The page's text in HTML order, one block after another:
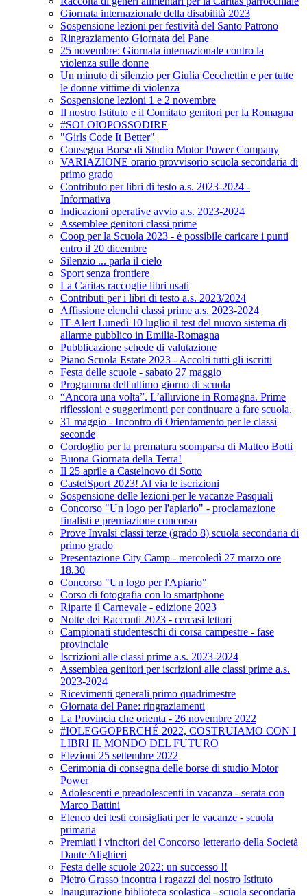
Giornata internazionale della disabilità 2023
Sospensione lezioni per festività del Santo Patrono
Ringraziamento Giornata del Pane
25 novembre: Giornata internazionale contro la
violenza sulle donne
Un minuto di silenzio per Giulia Cecchettin e per tutte
le donne vittime di violenza
Sospensione lezioni 1 e 2 novembre
Il nostro Istituto e il Comitato genitori per la Romagna
#SOLOIOPOSSODIRE
"Girls Code It Better"
Consegna Borse di Studio Motor Power Company
VARIAZIONE orario provvisorio scuola secondaria di
primo grado
Contributo per libri di testo a.s. 2023-2024 -
Informativa
Indicazioni operative avvio a.s. 2023-2024
Assemblee genitori classi prime
Coop per la Scuola 2023 - è possibile caricare i punti
entro il 20 dicembre
Silenzio ... parla il cielo
Sport senza frontiere
La Caritas raccoglie libri usati
Contributi per i libri di testo a.s. 2023/2024
Affissione elenchi classi prime a.s. 2023-2024
IT-Alert Lunedì 10 luglio il test del nuovo sistema di
allarme pubblico in Emilia-Romagna
Pubblicazione schede di valutazione
Piano Scuola Estate 2023 - Accolti tutti gli iscritti
Festa delle scuole - sabato 27 maggio
Programma dell'ultimo giorno di scuola
“Ancora una volta”. L’alluvione in Romagna. Prime
riflessioni e suggerimenti per continuare a fare scuola.
31 maggio - Incontro di Orientamento per le classi
seconde
Cordoglio per la prematura scomparsa di Matteo Botti
Buona Giornata della Terra!
Il 25 aprile a Castelnovo di Sotto
CastelSport 2023! Al via le iscrizioni
Sospensione delle lezioni per le vacanze Pasquali
Concorso "Un logo per l'apiario" - proclamazione
finalisti e premiazione concorso
Prove Invalsi classi terze (grado 8) scuola secondaria di
primo grado
Presentazione City Camp - mercoledì 27 marzo ore
18.30
Concorso "Un logo per l'Apiario"
Corso di fotografia con lo smartphone
Riparte il Carnevale - edizione 2023
Notte dei Racconti 2023 - cercasi lettori
Campionati studenteschi di corsa campestre - fase
provinciale
Iscrizioni alle classi prime a.s. 2023-2024
Assemblea genitori per iscrizioni alle classi prime a.s.
2023-2024
Ricevimenti generali primo quadrimestre
Giornata del Pane: ringraziamenti
La Provincia che orienta - 26 novembre 2022
#IOLEGGOPERCHÉ 2022, COSTRUIAMO CON I
LIBRI IL MONDO DEL FUTURO
Elezioni 25 settembre 2022
Cerimonia di consegna delle borse di studio Motor
Power
Adolescenti e preadolescenti in vacanza - serata con
Marco Battini
Elenco dei testi consigliati per le vacanze - scuola
primaria
Premiati i vincitori del Concorso letterario della Società
Dante Alighieri
Festa delle scuole 2022: un successo !!
Pietro Grasso incontra i ragazzi del nostro Istituto
Inaugurazione biblioteca scolastica - scuola secondaria